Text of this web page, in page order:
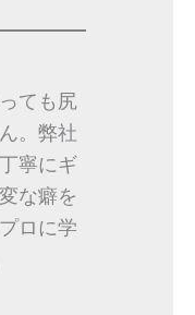
ても尻
。弊社
寧にギ
な癖を
ロに学